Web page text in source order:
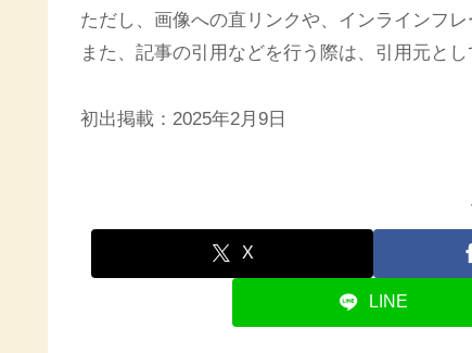
ただし、画像への直リンクや、インラインフ
また、記事の引用などを行う際は、引用元と
初出掲載：2025年2月9日
X
LINE